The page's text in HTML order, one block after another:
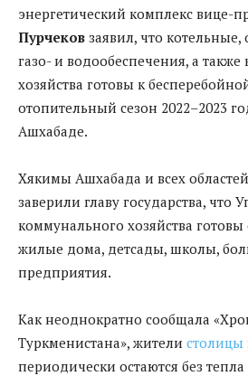
энергетический комплекс вице-
Пурчеков заявил, что котельные,
газо- и водообеспечения, а
хозяйства готовы к
отопительный сезон 2022–2023
Ашхабаде.
Хякимы Ашхабада и всех
заверили главу государства, что
коммунального хозяйства
жилые дома, детсады, школы,
предприятия.
Как неоднократно сообщала
Туркменистана», жители столицы
периодически остаются без